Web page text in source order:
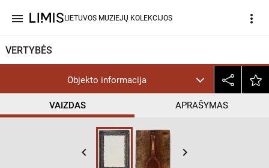
menu LIETUVOS MUZIEJŲ KOLEKCIJOS more_vert
VERTYBĖS
Objekto informacija
VAIZDAS APRAŠYMAS
keyboard_arrow_left keyboard_arrow_right